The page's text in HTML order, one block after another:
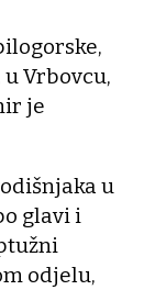
u Vrbovcu,
je
u
glavi i
odjelu,